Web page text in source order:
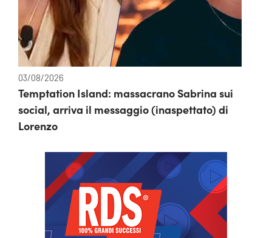
03/08/2026
Temptation Island: massacrano Sabrina sui
social, arriva il messaggio (inaspettato) di
Lorenzo